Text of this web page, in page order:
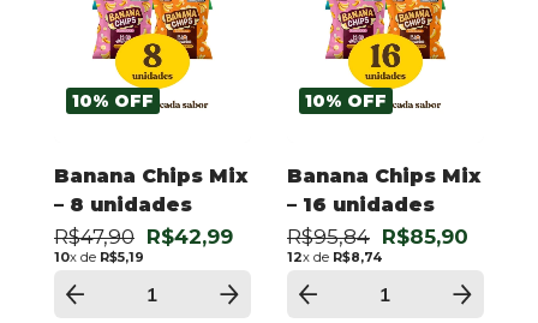
10% OFF
Banana Chips Mix
– 8 unidades
R$47,90 R$42,99
10x de R$5,19
10% OFF
Banana Chips Mix
– 16 unidades
R$95,84 R$85,90
12x de R$8,74